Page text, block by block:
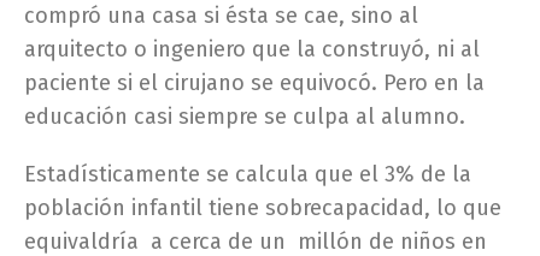
compró una casa si ésta se cae, sino al
arquitecto o ingeniero que la construyó, ni al
paciente si el cirujano se equivocó. Pero en la
educación casi siempre se culpa al alumno.
Estadísticamente se calcula que el 3% de la
población infantil tiene sobrecapacidad, lo que
equivaldría a cerca de un millón de niños en